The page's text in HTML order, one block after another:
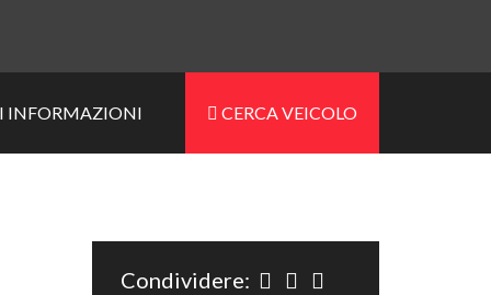
CERCA VEICOLO
INFORMAZIONI
Condividere: